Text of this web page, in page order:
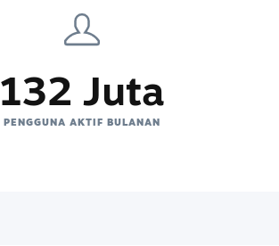
132 Juta
PENGGUNA AKTIF BULANAN